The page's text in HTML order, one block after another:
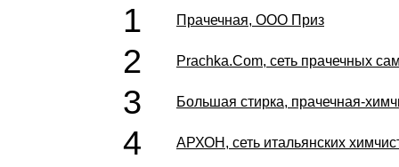
1 Прачечная, ООО Приз
2 Prachka.Com, сеть прачечных
3 Большая стирка, прачечная-
4 АРХОН, сеть итальянских